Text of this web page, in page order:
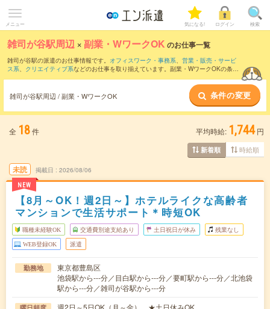
メニュー 気になる! ログイン 検索
雑司が谷駅周辺 ×副業・WワークOK のお仕事一覧
雑司が谷駅の派遣のお仕事情報です。 オフィスワーク・事務系、 営業・販売・サービ
ス系、 クリエイティブ系などのお仕事を取り揃えています。副業・WワークOKの条件
雑司が谷駅周辺 / 副業・WワークOK 条件の変更
全 18件 平均時給: 1,744 円
新着順 時給順
未読
NEW
掲載日 2026/08/06
【8月～OK！週2日～】ホテルライクな高齢者
マンションで生活サポート＊時短OK
職種未経験OK 交通費別途支給あり 土日祝日が休み 残業なし
WEB登録OK 派遣
勤務地
東京都豊島区
池袋駅から---分／目白駅から---分／要町駅から---分／北池袋
駅から---分／雑司が谷駅から---分
週2日～5日OK（月～金） ★土日休みOK